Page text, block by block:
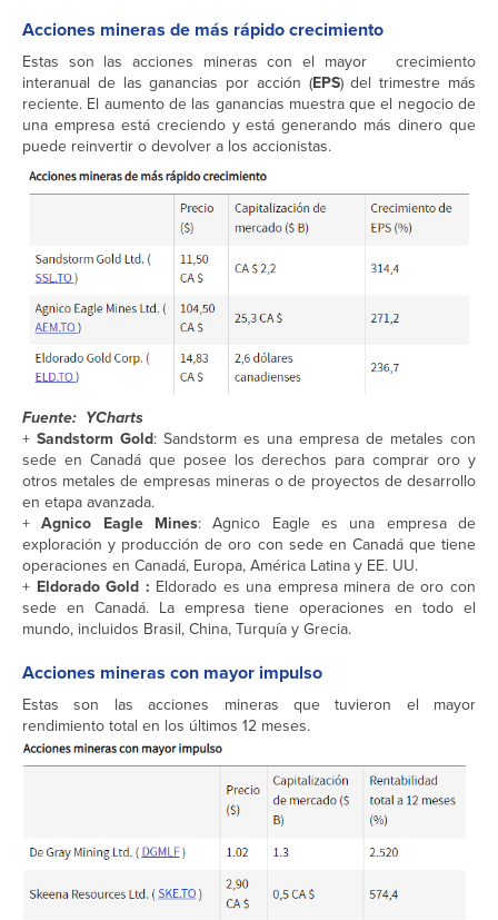
Acciones mineras de más rápido crecimiento
Estas son las acciones mineras con el mayor crecimiento
interanual de las ganancias por acción (EPS) del trimestre más
reciente. El aumento de las ganancias muestra que el negocio de
una empresa está creciendo y está generando más dinero que
puede reinvertir o devolver a los accionistas.
Fuente: YCharts
+ Sandstorm Gold: Sandstorm es una empresa de metales con
sede en Canadá que posee los derechos para comprar oro y
otros metales de empresas mineras o de proyectos de desarrollo
en etapa avanzada.
+Agnico Eagle Mines: Agnico Eagle es una empresa de
exploración y producción de oro con sede en Canadá que tiene
operaciones en Canadá, Europa, América Latina y EE. UU.
+ Eldorado Gold : Eldorado es una empresa minera de oro con
sede en Canadá. La empresa tiene operaciones en todo el
mundo, incluidos Brasil, China, Turquía y Grecia.
Acciones mineras con mayor impulso
Estas son las acciones mineras que tuvieron el mayor
rendimiento total en los últimos 12 meses.